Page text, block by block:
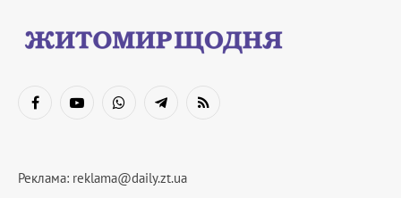
FacebookYouTubeWhatsAppTelegramRSS
Реклама: reklama@daily.zt.ua